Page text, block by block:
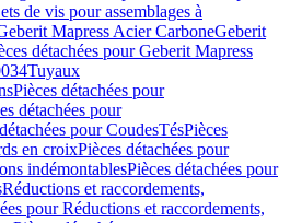
de vis pour assemblages à
Mapress Acier CarboneGeberit
détachées pour Geberit Mapress
Tuyaux
Pièces détachées pour
détachées pour
pour CoudesTésPièces
en croixPièces détachées pour
indémontablesPièces détachées pour
Réductions et raccordements,
pour Réductions et raccordements,